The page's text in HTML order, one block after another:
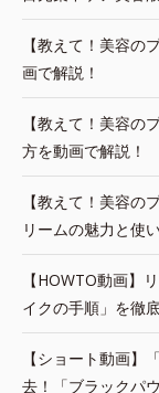
【教えて！美容の
画で解説！
【教えて！美容の
方を動画で解説！
【教えて！美容の
リームの魅力と使
【HOWTO動画】
イクの手順」を徹
【ショート動画
去！「ブラックパ